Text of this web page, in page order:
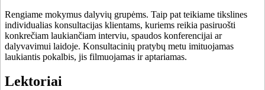
Rengiame mokymus dalyvių grupėms. Taip pat teikiame tikslines
individualias konsultacijas klientams, kuriems reikia pasiruošti
konkrečiam laukiančiam interviu, spaudos konferencijai ar
dalyvavimui laidoje. Konsultacinių pratybų metu imituojamas
laukiantis pokalbis, jis filmuojamas ir aptariamas.
Lektoriai